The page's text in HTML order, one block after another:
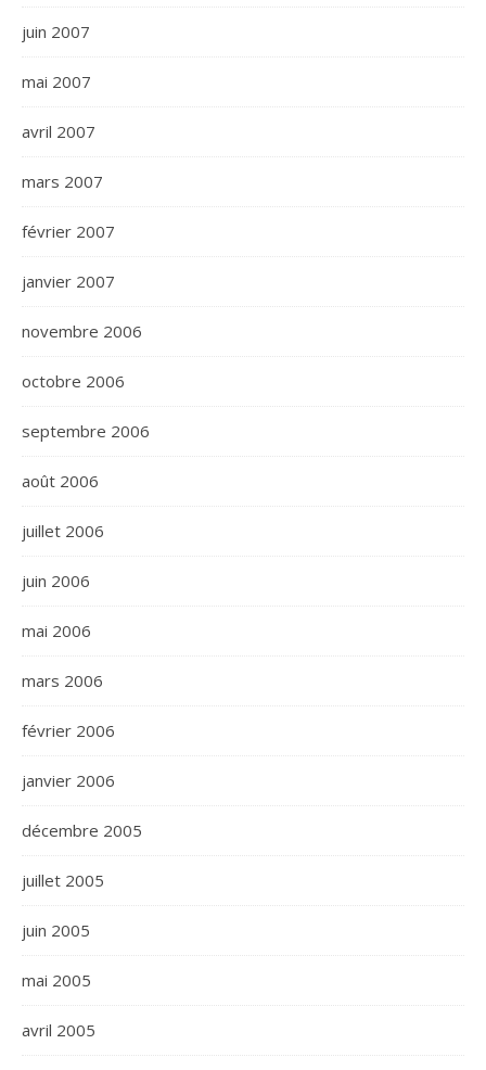
juin 2007
mai 2007
avril 2007
mars 2007
février 2007
janvier 2007
novembre 2006
octobre 2006
septembre 2006
août 2006
juillet 2006
juin 2006
mai 2006
mars 2006
février 2006
janvier 2006
décembre 2005
juillet 2005
juin 2005
mai 2005
avril 2005